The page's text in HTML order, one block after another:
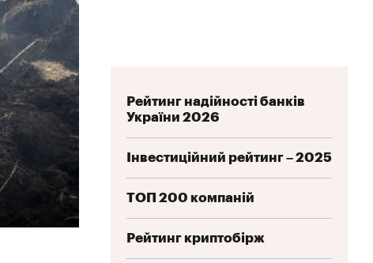
Рейтинг надійності банків
України 2026
Інвестиційний рейтинг – 2025
ТОП 200 компаній
Рейтинг криптобірж